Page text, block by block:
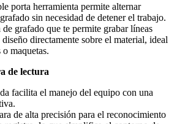
porta herramienta permite alternar
sin necesidad de detener el trabajo.
grafado que te permite grabar líneas
directamente sobre el material, ideal
maquetas.
de lectura
facilita el manejo del equipo con una
de alta precisión para el reconocimiento